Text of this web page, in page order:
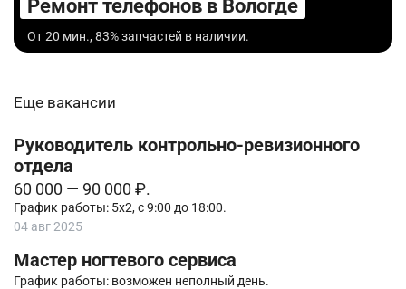
Ремонт телефонов в Вологде
От 20 мин., 83% запчастей в наличии.
Еще вакансии
Руководитель контрольно-ревизионного
отдела
60 000 — 90 000 ₽.
График работы: 5х2, с 9:00 до 18:00.
04 авг 2025
Мастер ногтевого сервиса
График работы: возможен неполный день.